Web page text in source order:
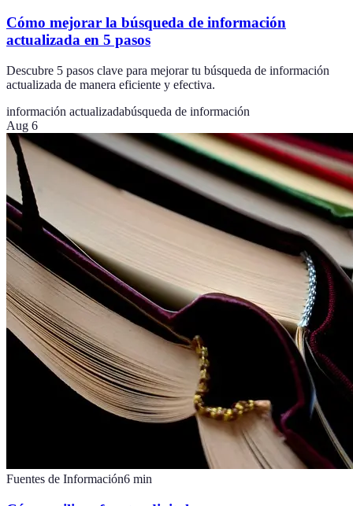
Cómo mejorar la búsqueda de información
actualizada en 5 pasos
Descubre 5 pasos clave para mejorar tu búsqueda de información
actualizada de manera eficiente y efectiva.
información actualizadabúsqueda de información
Aug 6
Fuentes de Información6 min